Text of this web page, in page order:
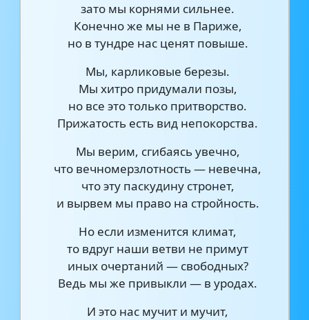
зато мы корнями сильнее.
Конечно же мы не в Париже,
но в тундре нас ценят повыше.
Мы, карликовые березы.
Мы хитро придумали позы,
но все это только притворство.
Прижатость есть вид непокорства.
Мы верим, сгибаясь увечно,
что вечномерзлотность — невечна,
что эту паскудину стронет,
и вырвем мы право на стройность.
Но если изменится климат,
то вдруг наши ветви не примут
иных очертаний — свободных?
Ведь мы же привыкли — в уродах.
И это нас мучит и мучит,